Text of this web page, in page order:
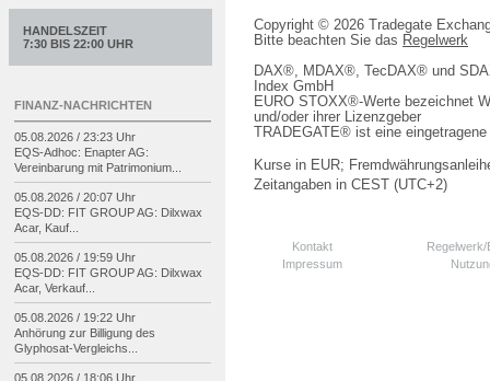
Copyright © 2026 Tradegate
Bitte beachten Sie das Regelwerk
DAX®, MDAX®, TecDAX® und
Index GmbH
EURO STOXX®-Werte bezeichnet
und/oder ihrer Lizenzgeber
TRADEGATE® ist eine
Kurse in EUR;
Zeitangaben in CEST (UTC+2)
Kontakt
Impressum
HANDELSZEIT
7:30 BIS 22:00 UHR
FINANZ-NACHRICHTEN
05.08.2026 / 23:23 Uhr
EQS-Adhoc: Enapter AG:
Vereinbarung mit Patrimonium...
05.08.2026 / 20:07 Uhr
EQS-DD: FIT GROUP AG: Dilxwax
Acar, Kauf...
05.08.2026 / 19:59 Uhr
EQS-DD: FIT GROUP AG: Dilxwax
Acar, Verkauf...
05.08.2026 / 19:22 Uhr
Anhörung zur Billigung des
Glyphosat-Vergleichs...
05.08.2026 / 18:06 Uhr